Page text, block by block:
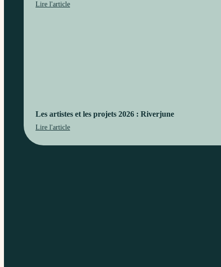
Lire l'article
Les artistes et les projets 2026 : Riverjune
Lire l'article